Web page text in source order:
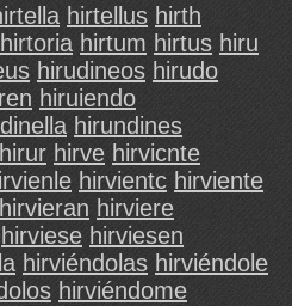
hirtellus hirth
hirtoria hirtum hirtus hiru
hirudineos hirudo
hiruiendo
hirundines
hirur hirve hirvicnte
hirvientc hirviente
hirvieran hirviere
hirviese hirviesen
hirviéndolas hirviéndole
hirviéndome